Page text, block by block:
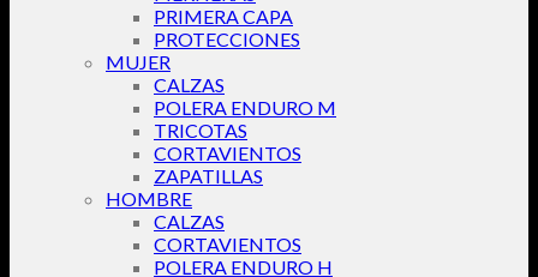
PRIMERA CAPA
PROTECCIONES
MUJER
CALZAS
POLERA ENDURO M
TRICOTAS
CORTAVIENTOS
ZAPATILLAS
HOMBRE
CALZAS
CORTAVIENTOS
POLERA ENDURO H